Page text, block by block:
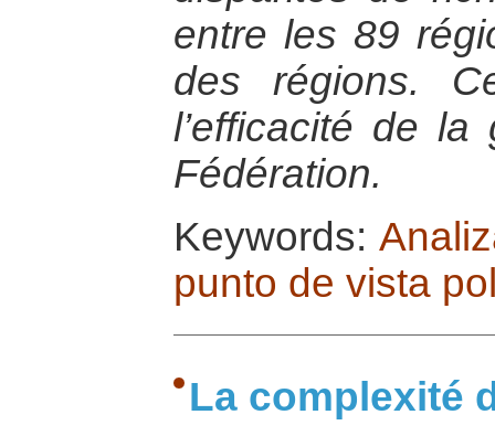
entre les 89
des régions.
l’efficacité de
Fédération.
Keywords:
punto de vista
La complexité